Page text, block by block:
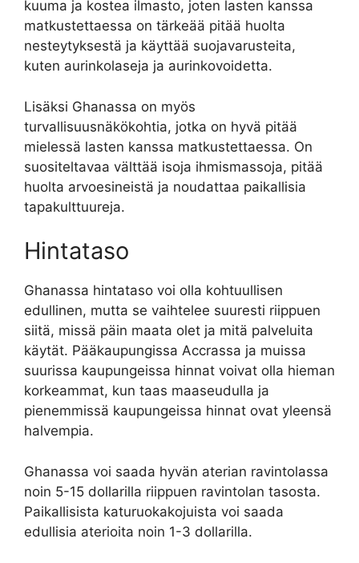
kuuma ja kostea ilmasto, joten lasten kanssa
matkustettaessa on tärkeää pitää huolta
nesteytyksestä ja käyttää suojavarusteita,
kuten aurinkolaseja ja aurinkovoidetta.
Lisäksi Ghanassa on myös
turvallisuusnäkökohtia, jotka on hyvä pitää
mielessä lasten kanssa matkustettaessa. On
suositeltavaa välttää isoja ihmismassoja, pitää
huolta arvoesineistä ja noudattaa paikallisia
tapakulttuureja.
Hintataso
Ghanassa hintataso voi olla kohtuullisen
edullinen, mutta se vaihtelee suuresti riippuen
siitä, missä päin maata olet ja mitä palveluita
käytät. Pääkaupungissa Accrassa ja muissa
suurissa kaupungeissa hinnat voivat olla hieman
korkeammat, kun taas maaseudulla ja
pienemmissä kaupungeissa hinnat ovat yleensä
halvempia.
Ghanassa voi saada hyvän aterian ravintolassa
noin 5-15 dollarilla riippuen ravintolan tasosta.
Paikallisista katuruokakojuista voi saada
edullisia aterioita noin 1-3 dollarilla.